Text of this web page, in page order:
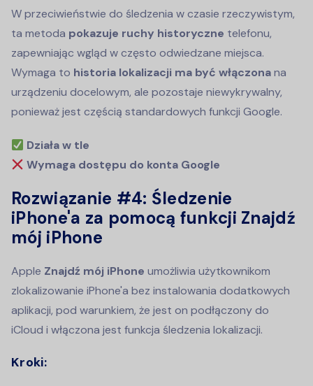
W przeciwieństwie do śledzenia w czasie rzeczywistym,
ta metoda pokazuje ruchy historyczne telefonu,
zapewniając wgląd w często odwiedzane miejsca.
Wymaga to historia lokalizacji ma być włączonana
urządzeniu docelowym, ale pozostaje niewykrywalny,
ponieważ jest częścią standardowych funkcji Google.
Działa w tle
Wymaga dostępu do konta Google
Rozwiązanie #4: Śledzenie
iPhone'a za pomocą funkcji Znajdź
mój iPhone
Apple Znajdź mój iPhone umożliwia użytkownikom
zlokalizowanie iPhone'a bez instalowania dodatkowych
aplikacji, pod warunkiem, że jest on podłączony do
iCloud i włączona jest funkcja śledzenia lokalizacji.
Kroki: